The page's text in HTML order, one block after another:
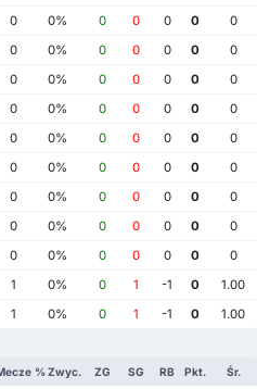
0 0% 0 0 0 0
0
0 0% 0 0 0 0
0
0 0% 0 0 0 0
0
0 0% 0 0 0 0
0
0 0% 0 0 0 0
0
0 0% 0 0 0 0
0
0 0% 0 0 0 0
0
0 0% 0 0 0 0
0
0 0% 0 0 0 0
0
1 0% 0 1 -1 0
1.00
1 0% 0 1 -1 0 1.00
% Zwyc. ZG SG RB Pkt. Śr.